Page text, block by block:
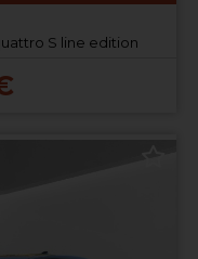
S line edition